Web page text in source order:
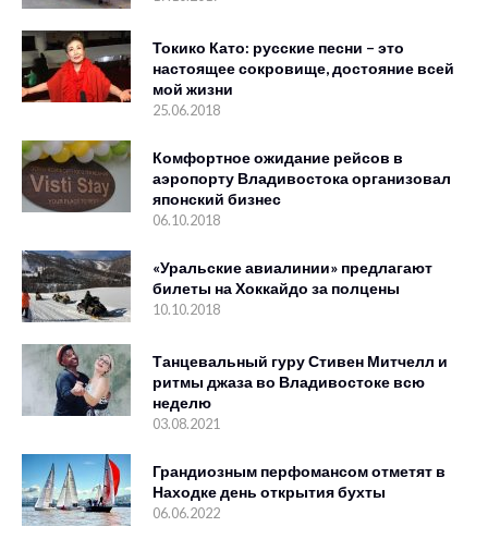
Токико Като: русские песни – это
настоящее сокровище, достояние всей
мой жизни
25.06.2018
Комфортное ожидание рейсов в
аэропорту Владивостока организовал
японский бизнес
06.10.2018
«Уральские авиалинии» предлагают
билеты на Хоккайдо за полцены
10.10.2018
Танцевальный гуру Стивен Митчелл и
ритмы джаза во Владивостоке всю
неделю
03.08.2021
Грандиозным перфомансом отметят в
Находке день открытия бухты
06.06.2022